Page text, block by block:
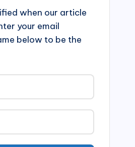
when our article
your email
below to be the